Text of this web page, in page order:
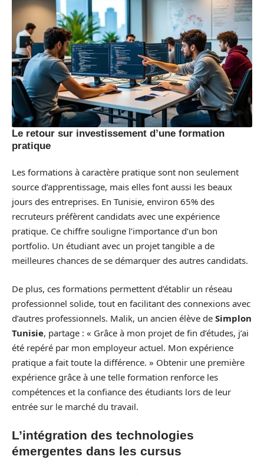
Le retour sur investissement d’une formation
pratique
Les formations à caractère pratique sont non seulement
source d’apprentissage, mais elles font aussi les beaux
jours des entreprises. En Tunisie, environ 65% des
recruteurs préfèrent candidats avec une expérience
pratique. Ce chiffre souligne l’importance d’un bon
portfolio. Un étudiant avec un projet tangible a de
meilleures chances de se démarquer des autres candidats.
De plus, ces formations permettent d’établir un réseau
professionnel solide, tout en facilitant des connexions avec
d’autres professionnels. Malik, un ancien élève de Simplon
Tunisie, partage : « Grâce à mon projet de fin d’études, j’ai
été repéré par mon employeur actuel. Mon expérience
pratique a fait toute la différence. » Obtenir une première
expérience grâce à une telle formation renforce les
compétences et la confiance des étudiants lors de leur
entrée sur le marché du travail.
L’intégration des technologies
émergentes dans les cursus